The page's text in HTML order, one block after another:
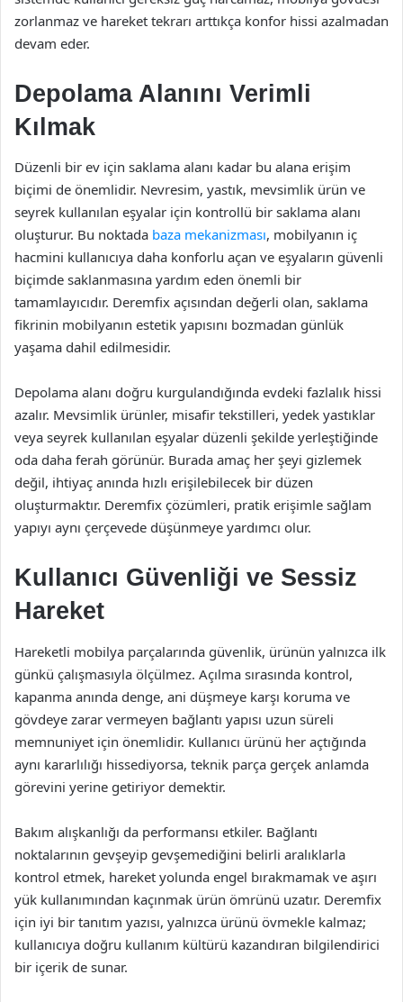
zorlanmaz ve hareket tekrarı arttıkça konfor hissi azalmadan
devam eder.
Depolama Alanını Verimli
Kılmak
Düzenli bir ev için saklama alanı kadar bu alana erişim
biçimi de önemlidir. Nevresim, yastık, mevsimlik ürün ve
seyrek kullanılan eşyalar için kontrollü bir saklama alanı
oluşturur. Bu noktada baza mekanizması, mobilyanın iç
hacmini kullanıcıya daha konforlu açan ve eşyaların güvenli
biçimde saklanmasına yardım eden önemli bir
tamamlayıcıdır. Deremfix açısından değerli olan, saklama
fikrinin mobilyanın estetik yapısını bozmadan günlük
yaşama dahil edilmesidir.
Depolama alanı doğru kurgulandığında evdeki fazlalık hissi
azalır. Mevsimlik ürünler, misafir tekstilleri, yedek yastıklar
veya seyrek kullanılan eşyalar düzenli şekilde yerleştiğinde
oda daha ferah görünür. Burada amaç her şeyi gizlemek
değil, ihtiyaç anında hızlı erişilebilecek bir düzen
oluşturmaktır. Deremfix çözümleri, pratik erişimle sağlam
yapıyı aynı çerçevede düşünmeye yardımcı olur.
Kullanıcı Güvenliği ve Sessiz
Hareket
Hareketli mobilya parçalarında güvenlik, ürünün yalnızca ilk
günkü çalışmasıyla ölçülmez. Açılma sırasında kontrol,
kapanma anında denge, ani düşmeye karşı koruma ve
gövdeye zarar vermeyen bağlantı yapısı uzun süreli
memnuniyet için önemlidir. Kullanıcı ürünü her açtığında
aynı kararlılığı hissediyorsa, teknik parça gerçek anlamda
görevini yerine getiriyor demektir.
Bakım alışkanlığı da performansı etkiler. Bağlantı
noktalarının gevşeyip gevşemediğini belirli aralıklarla
kontrol etmek, hareket yolunda engel bırakmamak ve aşırı
yük kullanımından kaçınmak ürün ömrünü uzatır. Deremfix
için iyi bir tanıtım yazısı, yalnızca ürünü övmekle kalmaz;
kullanıcıya doğru kullanım kültürü kazandıran bilgilendirici
bir içerik de sunar.